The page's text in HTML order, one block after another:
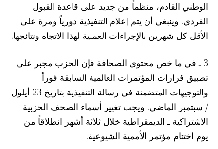
الوطني القادم، منظماً من جديد على قاعدة القبول
الفردي. وينبغي أن يتم إعلام التنفيذية دورياً ومرة على
الأقل كل شهرين بالإجراءات العملية لهذا الاتجاه ونتائجها.
3 ـ في ما خص محتوى الصحافة فإن الحزب مجبر على
تطبيق قرارات المؤتمرات العالمية السابقة فوراً
والتوجيهات المتضمنة في رسالة التنفيذية بتاريخ 23 أيلول
/ سبتمبر الماضي. ويجب تغيير أسماء الصحف الحزبية
الاشتراكية ـ الديمقراطية خلال ثلاثة أشهر انطلاقاً من
يوم اختتام مؤتمر الأممية الشيوعية.